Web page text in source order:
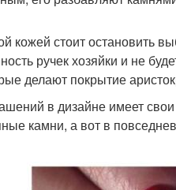
кожей стоит остановить
ручек хозяйки и не
делают покрытие
в дизайне имеет
камни, а вот в